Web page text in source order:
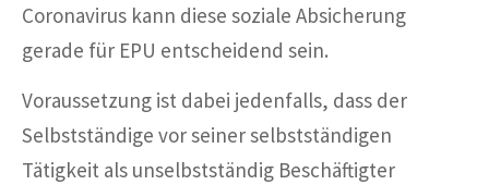
Coronavirus kann diese soziale Absicherung
gerade für EPU entscheidend sein.
Voraussetzung ist dabei jedenfalls, dass der
Selbstständige vor seiner selbstständigen
Tätigkeit als unselbstständig Beschäftigter